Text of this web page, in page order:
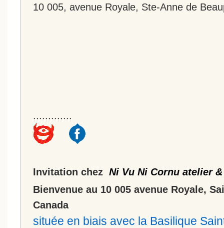
10 005, avenue Royale, Ste-Anne de
.............
Invitation chez Ni Vu Ni Cornu atelier
Bienvenue au 10 005 avenue Royale,
Canada
située en biais avec la Basilique